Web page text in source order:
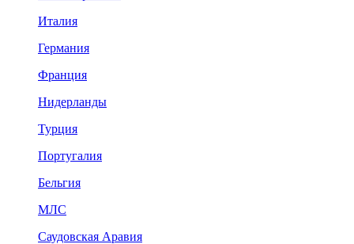
Италия
Германия
Франция
Нидерланды
Турция
Португалия
Бельгия
МЛС
Саудовская Аравия